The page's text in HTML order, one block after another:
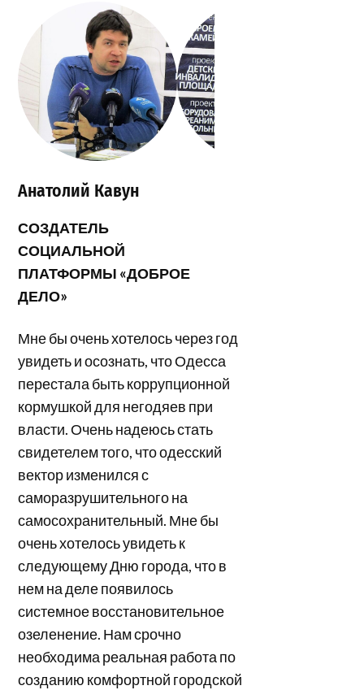
Анатолий Кавун
СОЗДАТЕЛЬ
СОЦИАЛЬНОЙ
ПЛАТФОРМЫ «ДОБРОЕ
ДЕЛО»
Мне бы очень хотелось через год
увидеть и осознать, что Одесса
перестала быть коррупционной
кормушкой для негодяев при
власти. Очень надеюсь стать
свидетелем того, что одесский
вектор изменился с
саморазрушительного на
самосохранительный. Мне бы
очень хотелось увидеть к
следующему Дню города, что в
нем на деле появилось
системное восстановительное
озеленение. Нам срочно
необходима реальная работа по
созданию комфортной городской